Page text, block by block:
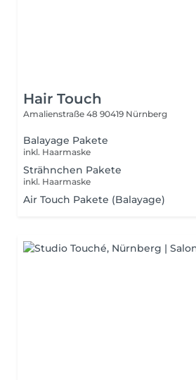
Hair Touch
Amalienstraße 48 90419 Nürnberg
Balayage Pakete
inkl. Haarmaske
Strähnchen Pakete
inkl. Haarmaske
Air Touch Pakete (Balayage)